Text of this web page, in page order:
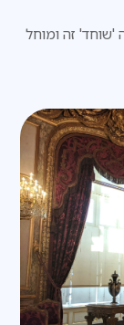
זה ומוחל